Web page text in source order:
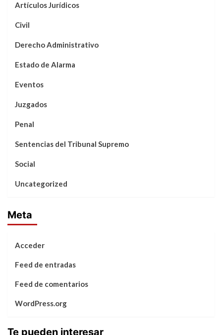
Artículos Jurídicos
Civil
Derecho Administrativo
Estado de Alarma
Eventos
Juzgados
Penal
Sentencias del Tribunal Supremo
Social
Uncategorized
Meta
Acceder
Feed de entradas
Feed de comentarios
WordPress.org
Te pueden interesar